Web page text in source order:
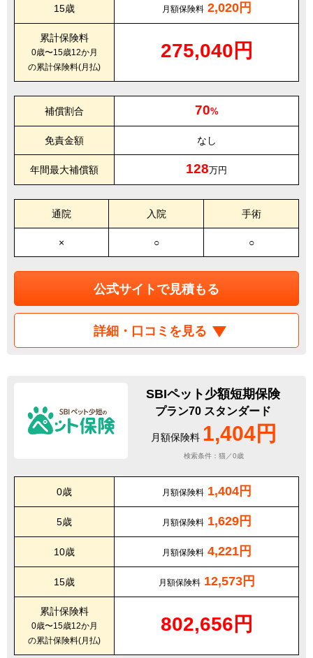
15歳 月額保険料 2,020円
累計保険料
0歳〜15歳12か月
の累計保険料(月払)
275,040円
補償割合 70%
免責金額 なし
年間最大補償額 128万円
通院 入院 手術
× ○ ○
公式サイトで見積もる
詳細・口コミを見る
SBIペット少額短期保険
プラン70 スタンダード
月額保険料 1,404円
検索条件：猫／0歳
0歳 月額保険料 1,404円
5歳 月額保険料 1,629円
10歳 月額保険料 4,221円
15歳 月額保険料 12,573円
累計保険料
0歳〜15歳12か月
の累計保険料(月払)
802,656円